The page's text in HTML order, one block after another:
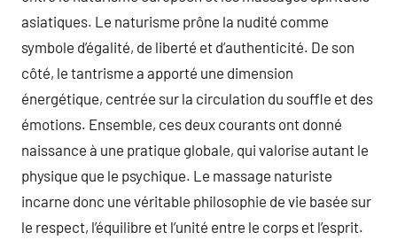
asiatiques. Le naturisme prône la nudité comme
symbole d’égalité, de liberté et d’authenticité. De son
côté, le tantrisme a apporté une dimension
énergétique, centrée sur la circulation du souffle et des
émotions. Ensemble, ces deux courants ont donné
naissance à une pratique globale, qui valorise autant le
physique que le psychique. Le massage naturiste
incarne donc une véritable philosophie de vie basée sur
le respect, l’équilibre et l’unité entre le corps et l’esprit.